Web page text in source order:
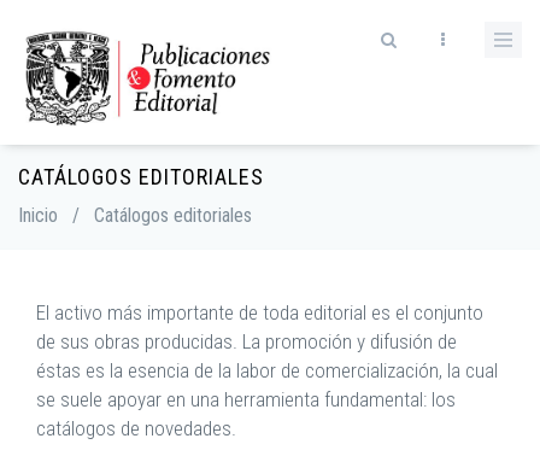
main
content
CATÁLOGOS EDITORIALES
Breadcrumb
Inicio / Catálogos editoriales
El activo más importante de toda editorial es el conjunto
de sus obras producidas. La promoción y difusión de
éstas es la esencia de la labor de comercialización, la cual
se suele apoyar en una herramienta fundamental: los
catálogos de novedades.